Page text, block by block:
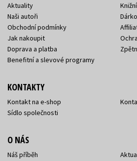
Aktuality
Naši autoři
Obchodní podmínky
Jak nakoupit
Doprava a platba
Benefitní a slevové programy
KONTAKTY
Kontakt na e-shop
Sídlo společnosti
O NÁS
Náš příběh